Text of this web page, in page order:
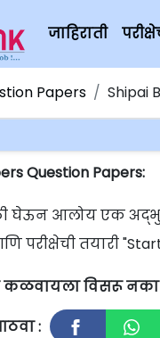
जाहिराती
Papers Shipai
Question Papers:
घेऊन आलोय एक अद्भुत
परीक्षेची तयारी
कळवायला विसरू
: